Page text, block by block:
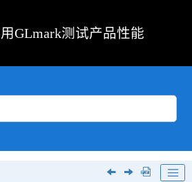
用GLmark测试产品性能